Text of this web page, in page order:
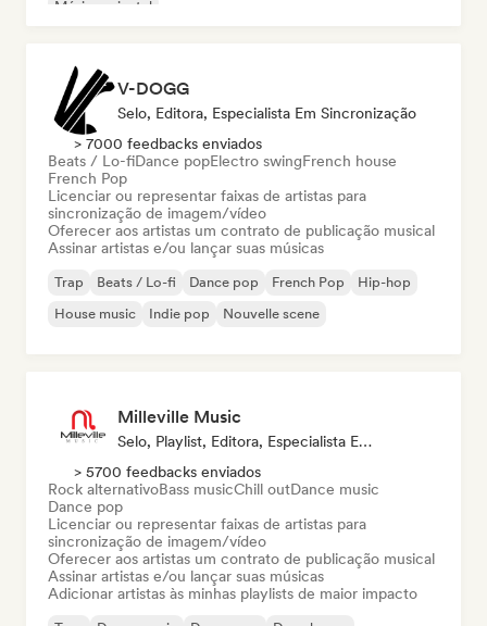
Música oriental
V-DOGG
Selo, Editora, Especialista Em Sincronização
> 7000 feedbacks enviados
Beats / Lo-fiDance popElectro swingFrench house
French Pop
Licenciar ou representar faixas de artistas para
sincronização de imagem/vídeo
Oferecer aos artistas um contrato de publicação musical
Assinar artistas e/ou lançar suas músicas
Trap Beats / Lo-fi Dance pop French Pop
Hip-hop
House music
Indie pop Nouvelle scene
Milleville Music
Selo, Playlist, Editora, Especialista Em Sincronização
> 5700 feedbacks enviados
Rock alternativoBass musicChill outDance music
Dance pop
Licenciar ou representar faixas de artistas para
sincronização de imagem/vídeo
Oferecer aos artistas um contrato de publicação musical
Assinar artistas e/ou lançar suas músicas
Adicionar artistas às minhas playlists de maior impacto